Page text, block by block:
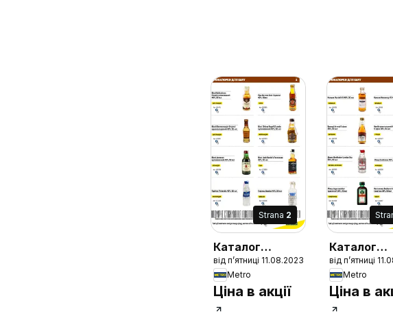
Strana 2
Каталог
міцного
алкоголю
від п’ятниці 11.08.2023
Metro
Ціна в акції
Каталог
міцного
алкоголю
від п’ятниці
Metro
Ціна в